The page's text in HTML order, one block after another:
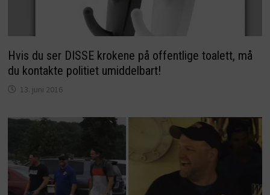
Hvis du ser DISSE krokene på offentlige toalett, må
du kontakte politiet umiddelbart!
13. juni 2016